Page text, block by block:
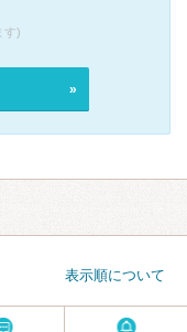
す)
表示順について